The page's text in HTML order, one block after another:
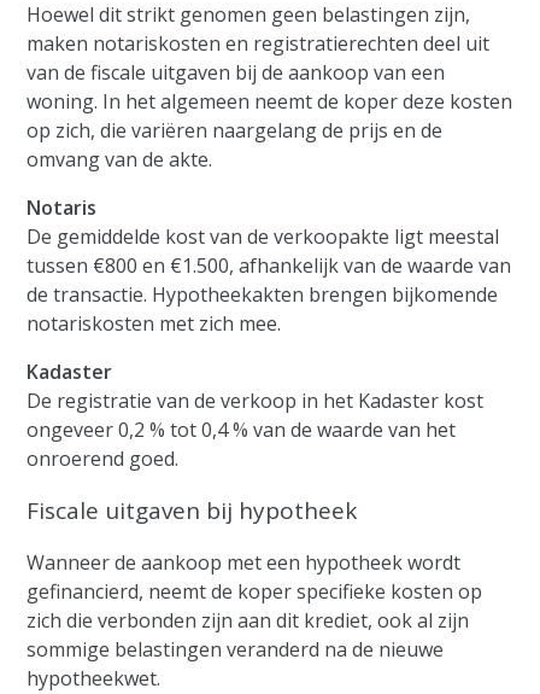
Hoewel dit strikt genomen geen belastingen zijn,
maken notariskosten en registratierechten deel uit
van de fiscale uitgaven bij de aankoop van een
woning. In het algemeen neemt de koper deze kosten
op zich, die variëren naargelang de prijs en de
omvang van de akte.
Notaris
De gemiddelde kost van de verkoopakte ligt meestal
tussen €800 en €1.500, afhankelijk van de waarde van
de transactie. Hypotheekakten brengen bijkomende
notariskosten met zich mee.
Kadaster
De registratie van de verkoop in het Kadaster kost
ongeveer 0,2 % tot 0,4 % van de waarde van het
onroerend goed.
Fiscale uitgaven bij hypotheek
Wanneer de aankoop met een hypotheek wordt
gefinancierd, neemt de koper specifieke kosten op
zich die verbonden zijn aan dit krediet, ook al zijn
sommige belastingen veranderd na de nieuwe
hypotheekwet.